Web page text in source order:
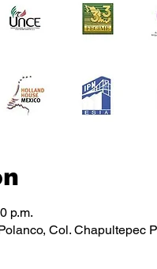
p.m.
Col. Chapultepec